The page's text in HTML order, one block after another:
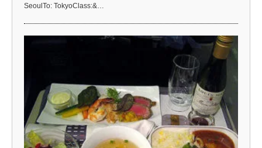
SeoulTo: TokyoClass:&…